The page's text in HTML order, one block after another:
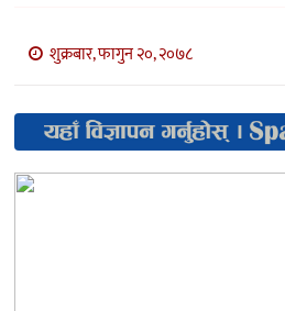
शुक्रबार, फागुन २०, २०७८